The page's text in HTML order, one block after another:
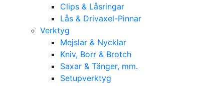
Clips & Låsringar
Lås & Drivaxel-Pinnar
Verktyg
Mejslar & Nycklar
Kniv, Borr & Brotch
Saxar & Tänger, mm.
Setupverktyg